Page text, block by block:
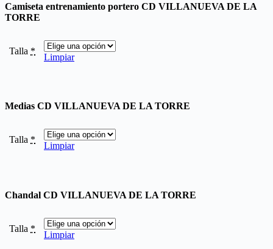
Camiseta entrenamiento portero CD VILLANUEVA DE LA
TORRE
Talla *
Limpiar
Medias CD VILLANUEVA DE LA TORRE
Talla *
Limpiar
Chandal CD VILLANUEVA DE LA TORRE
Talla *
Limpiar